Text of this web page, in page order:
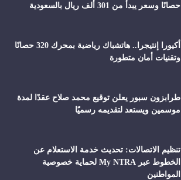
حصانًا وسعر يبدأ من 301 ألف ريال بالسعودية
أكيورا إنتيجرا.. هاتشباك رياضية بمحرك 320 حصانًا
وتقنيات أمان متطورة
طرابزون سبور يعلن توقيع محمد صلاح عقدًا لمدة
موسمين ويستعد لتقديمه رسميًا
تنظيم الاتصالات: تحديث خدمة الاستعلام عن
الخطوط عبر My NTRA لحماية خصوصية
المواطنين